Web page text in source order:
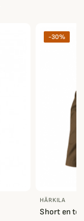
-30%
HÄRKILA
Short en